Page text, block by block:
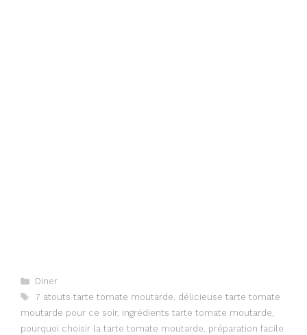
Categories
Diner
Tags
7 atouts tarte tomate moutarde, délicieuse tarte tomate
moutarde pour ce soir, ingrédients tarte tomate moutarde,
pourquoi choisir la tarte tomate moutarde, préparation facile